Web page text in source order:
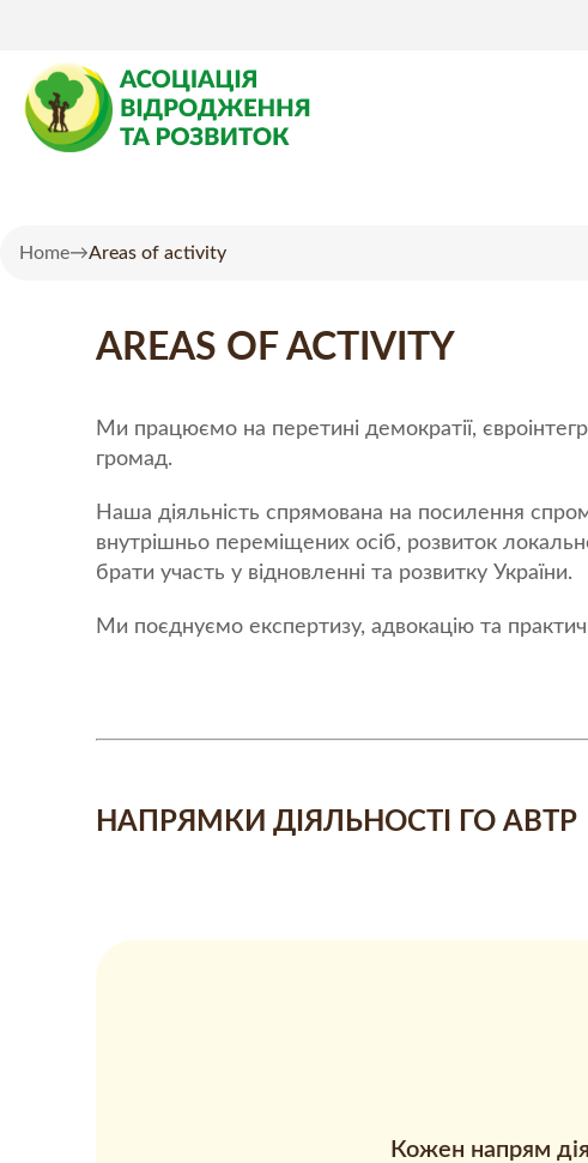
Home→Areas of activity
AREAS OF ACTIVITY
Ми працюємо на перетині демократії,
громад.
Наша діяльність спрямована на посилення
внутрішньо переміщених осіб, розвиток
брати участь у відновленні та розвитку України.
Ми поєднуємо експертизу, адвокацію та
НАПРЯМКИ ДІЯЛЬНОСТІ ГО АВТР
Кожен напрям